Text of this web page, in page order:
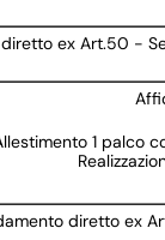
ex Art.50 -
1 palco
diretto ex